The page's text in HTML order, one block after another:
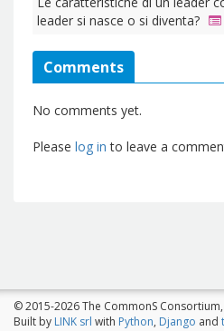
leader si nasce o si diventa?
Comments
No comments yet.
Please log in to leave a
© 2015-2026 The CommonS
Built by LINK srl with Python, Django and